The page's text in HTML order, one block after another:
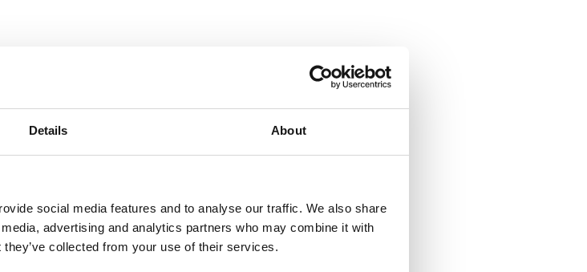
Details About
social media features and to analyse our traffic. We also share
advertising and analytics partners who may combine it with
collected from your use of their services.